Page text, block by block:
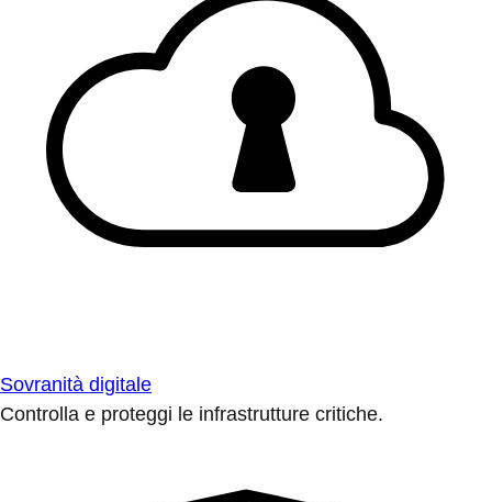
Sovranità digitale
Controlla e proteggi le infrastrutture critiche.